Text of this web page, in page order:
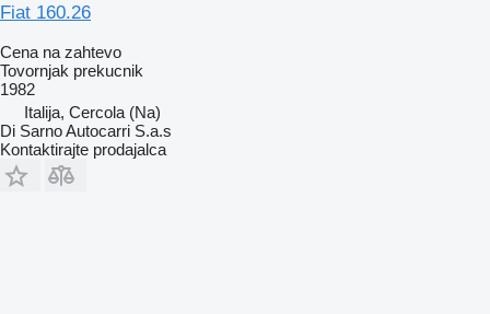
Fiat 160.26
Cena na zahtevo
Tovornjak prekucnik
1982
Italija, Cercola (Na)
Di Sarno Autocarri S.a.s
Kontaktirajte prodajalca